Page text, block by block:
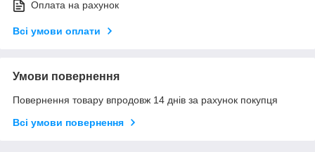
Оплата на рахунок
Всі умови оплати
Умови повернення
Повернення товару впродовж 14 днів за рахунок покупця
Всі умови повернення